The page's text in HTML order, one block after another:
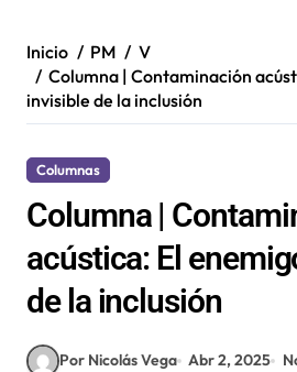
Inicio PM
V
Columna | Contaminación
invisible de la inclusión
Columnas
Columna |
acústica: El
de la inclusión
Por Nicolás Vega Abr 2, 2025